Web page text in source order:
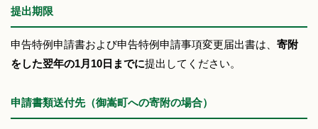
提出期限
申告特例申請書および申告特例申請事項変更届出書は、 寄附
をした翌年の1月10日までに提出してください。
申請書類送付先（御嵩町への寄附の場合）